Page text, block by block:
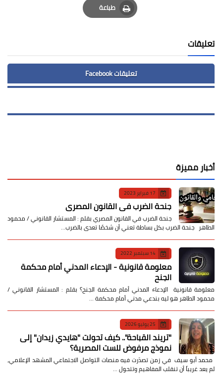
طباعة
Print
تعليقات
تعليقات Facebook
أخبار مميزة
17 فبراير 2023
جنحة الضرب في القانون المصري
جنحة الضرب في القانون المصري بقلم : المستشار القانوني / محمود
الطاهر جنحة الضرب بكل بساطة تعني أن شخصًا تعدى بالضرب…
14 سبتمبر 2022
معلومة قانونية - الإدعاء المدني أمام محكمة
الجنح
معلومة قانونية الإدعاء المدني أمام محكمة الجنح؟ بقلم : المستشار القانوني /
محمود الطاهر هو ليه بندعي مدني أمام محكمة …
25 يوليو 2026
​"تريند القباحة".. كيف تحولت "هايدي زيدان" إلى
نموذج مرفوض للست المصرية؟
​ محمد أبو سيف ​في زمن تصدّرت فيه منصات التواصل الاجتماعي المشهد الإعلامي،
لم يعد غريباً أن تنقلب المفاهيم وتتحول …